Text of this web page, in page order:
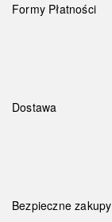
Formy Płatności
Dostawa
Bezpieczne zakupy